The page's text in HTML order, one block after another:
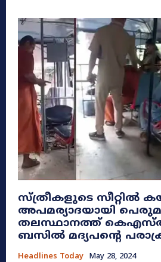
സ്ത്രീകളുടെ സീറ്റില്‍
അപമര്യാദയായി
തലസ്ഥാനത്ത്
ബസില്‍ മദ്യപന്‍റെ
Headlines Today May 28, 2024